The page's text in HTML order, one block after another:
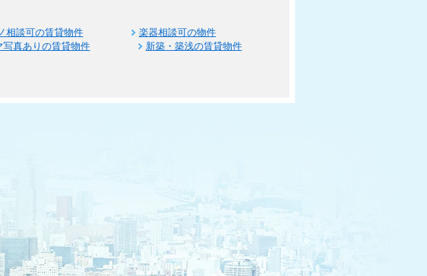
相談可の賃貸物件
楽器相談可の物件
写真ありの賃貸物件
新築・築浅の賃貸物件